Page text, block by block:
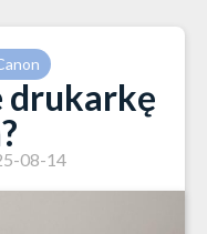
drukarkę
08-14